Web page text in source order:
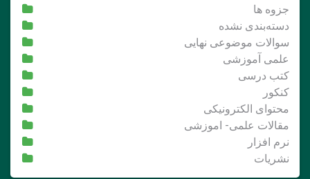
جزوه ها
دسته‌بندی نشده
سوالات موضوعی نهایی
علمی آموزشی
کتب درسی
کنکور
محتوای الکترونیکی
مقالات علمی- اموزشی
نرم افزار
نشریات